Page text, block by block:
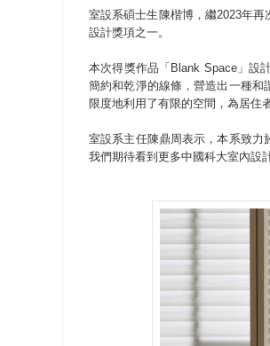
室設系碩士生陳楷博，繼2023年
設計獎項之一。
本次得獎作品「Blank Space」設
簡約和乾淨的線條，營造出一種和
限度地利用了有限的空間，為居住
室設系主任陳鼎周表示，本系致力
我們期待看到更多中國科大室內設